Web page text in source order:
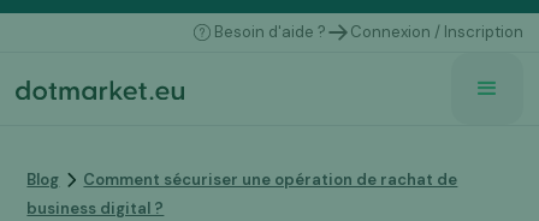
Besoin d'aide ? Connexion / Inscription
Blog
Comment sécuriser une opération de rachat de
business digital ?